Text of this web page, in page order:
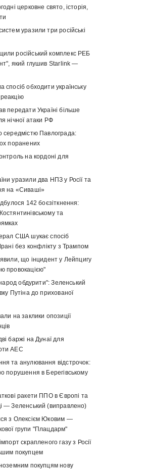
церковне свято, історія,
уразили три російські
російський комплекс РЕБ
який глушив Starlink —
спосіб обходити українську
передати Україні більше
нічної атаки РФ
середмістю Павлограда:
поранених
на кордоні для
уразили два НПЗ у Росії та
на «Сиваші»
142 боєзіткнення:
та
США шукає спосіб
без конфлікту з Трампом
що інцидент у Лейпцигу
провокацією"
обдурити": Зеленський
Путіна до прихованої
на заклики опозиції
баржі на Дунаї для
АЕС
та анулювання відстрочок:
порушення в Берегівському
ракети ППО в Європі та
— Зеленський (виправлено)
з Олексієм Юковим —
групи "Плацдарм"
скрапленого газу з Росії
покупцем
покупцям нову